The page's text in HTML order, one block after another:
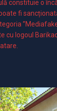
constituie o
fi
cu logoul